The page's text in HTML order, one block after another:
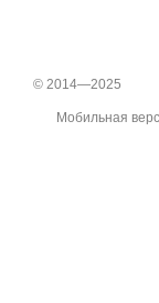
© 2014—2025
Мобильная